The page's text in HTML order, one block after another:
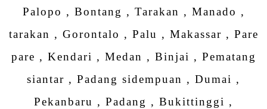
Palopo , Bontang , Tarakan , Manado ,
tarakan , Gorontalo , Palu , Makassar , Pare
pare , Kendari , Medan , Binjai , Pematang
siantar , Padang sidempuan , Dumai ,
Pekanbaru , Padang , Bukittinggi ,